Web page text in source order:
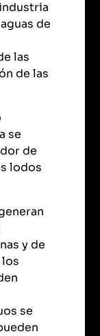
de
las
de las
se
de
lodos
y de
los
se